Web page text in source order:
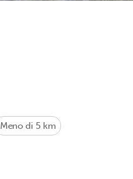
Meno di 5 km